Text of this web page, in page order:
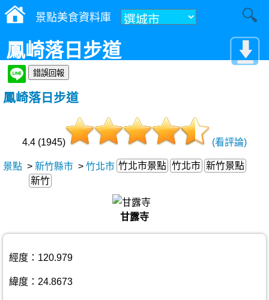
景點美食資料庫
鳳崎落日步道
鳳崎落日步道
4.4 (1945) (看評論)
景點 > 新竹縣市 > 竹北市 竹北市景點 竹北市 新竹景點
新竹
甘露寺
經度：120.979
緯度：24.8673